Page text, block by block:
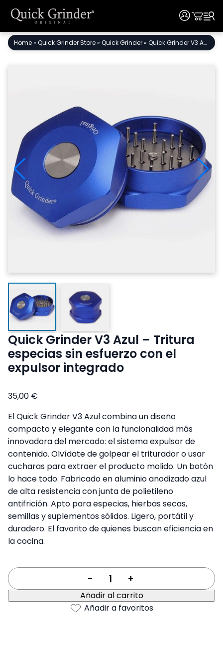
Ir
User User
Home» Quick Grinder Store» Quick Grinder» Quick Grinder V3 Azul – Tritura especias sin esfuerzo con el expulsor integrado
Quick Grinder V3 Azul – Tritura
especias sin esfuerzo con el
expulsor integrado
35,00 €
El Quick Grinder V3 Azul combina un diseño
compacto y elegante con la funcionalidad más
innovadora del mercado: el sistema expulsor de
contenido. Olvídate de golpear el triturador o usar
cucharas para extraer el producto molido. Un botón
lo hace todo. Fabricado en aluminio anodizado azul
de alta resistencia con junta de polietileno
antifrición. Apto para especias, hierbas secas,
semillas y suplementos sólidos. Ligero, portátil y
duradero. El favorito de quienes buscan eficiencia en
la cocina.
- +
Añadir al carrito
Añadir a favoritos